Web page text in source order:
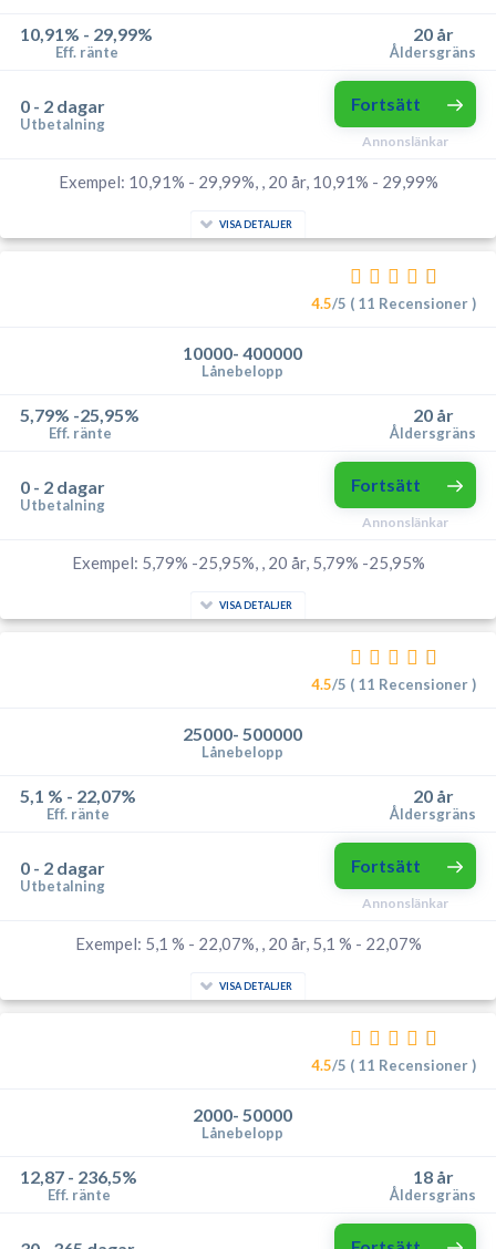
10,91% - 29,99%
Eff. ränte
20 år
Åldersgräns
0 - 2 dagar
Utbetalning
Fortsätt
Annonslänkar
Exempel: 10,91% - 29,99%, , 20 år, 10,91% - 29,99%
VISA DETALJER
4.5/5 ( 11 Recensioner )
10000- 400000
Lånebelopp
5,79% -25,95%
Eff. ränte
20 år
Åldersgräns
0 - 2 dagar
Utbetalning
Fortsätt
Annonslänkar
Exempel: 5,79% -25,95%, , 20 år, 5,79% -25,95%
VISA DETALJER
4.5/5 ( 11 Recensioner )
25000- 500000
Lånebelopp
5,1 % - 22,07%
Eff. ränte
20 år
Åldersgräns
0 - 2 dagar
Utbetalning
Fortsätt
Annonslänkar
Exempel: 5,1 % - 22,07%, , 20 år, 5,1 % - 22,07%
VISA DETALJER
4.5/5 ( 11 Recensioner )
2000- 50000
Lånebelopp
12,87 - 236,5%
Eff. ränte
18 år
Åldersgräns